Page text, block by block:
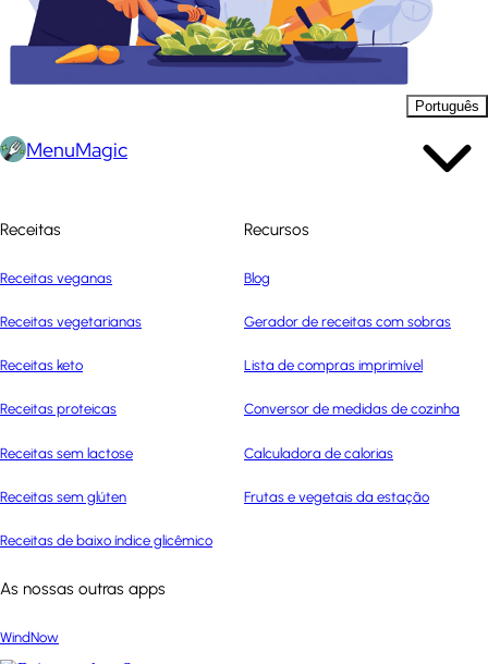
MenuMagic
Português
Receitas
Receitas veganas
Receitas vegetarianas
Receitas keto
Receitas proteicas
Receitas sem lactose
Receitas sem glúten
Receitas de baixo índice glicêmico
Recursos
Blog
Gerador de receitas com sobras
Lista de compras imprimível
Conversor de medidas de cozinha
Calculadora de calorias
Frutas e vegetais da estação
As nossas outras apps
WindNow